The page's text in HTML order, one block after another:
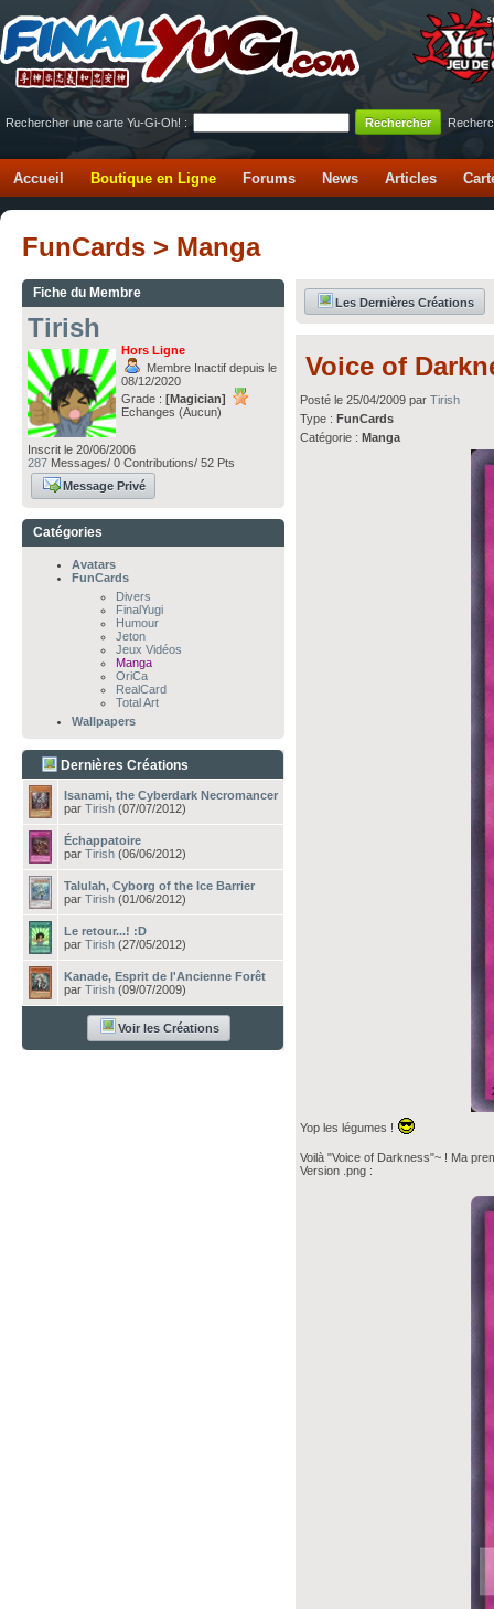
Rechercher une carte Yu-Gi-Oh! :
Accueil Boutique en Ligne Forums News Articles
FunCards > Manga
Fiche du Membre
Tirish
Hors Ligne
Membre Inactif depuis le
08/12/2020
Grade : [Magician]
Echanges (Aucun)
Inscrit le 20/06/2006
287 Messages/ 0 Contributions/ 52 Pts
Message Privé
Catégories
Avatars
FunCards
Divers
FinalYugi
Humour
Jeton
Jeux Vidéos
Manga
OriCa
RealCard
Total Art
Wallpapers
Dernières Créations
Isanami, the Cyberdark Necromancer
par Tirish (07/07/2012)
Échappatoire
par Tirish (06/06/2012)
Talulah, Cyborg of the Ice Barrier
par Tirish (01/06/2012)
Le retour...! :D
par Tirish (27/05/2012)
Kanade, Esprit de l'Ancienne Forêt
par Tirish (09/07/2009)
Voir les Créations
Les Dernières Créations
Voice of
Posté le 25/04/2009 parTirish
Type :FunCards
Catégorie :Manga
Yop les légumes !
Voilà "Voice of Darkness"~ ! Ma
Version .png :